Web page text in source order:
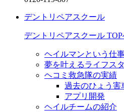
デントリペアスクール
デントリペアスクール
ヘイルマンという仕
夢を叶えるライフス
ヘコミ救急隊の実績
過去のひょう害
アプリ開発
ヘイルチームの紹介